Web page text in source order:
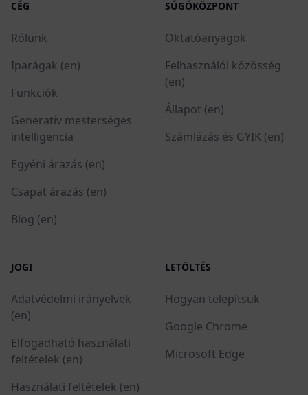
CÉG
Rólunk
Iparágak (en)
Funkciók
Generatív mesterséges
intelligencia
Egyéni árazás (en)
Csapat árazás (en)
Blog (en)
SÚGÓKÖZPONT
Oktatóanyagok
Felhasználói közösség
(en)
Állapot (en)
Számlázás és GYIK (en)
JOGI
Adatvédelmi irányelvek
(en)
Elfogadható használati
feltételek (en)
Használati feltételek (en)
LETÖLTÉS
Hogyan telepítsük
Google Chrome
Microsoft Edge